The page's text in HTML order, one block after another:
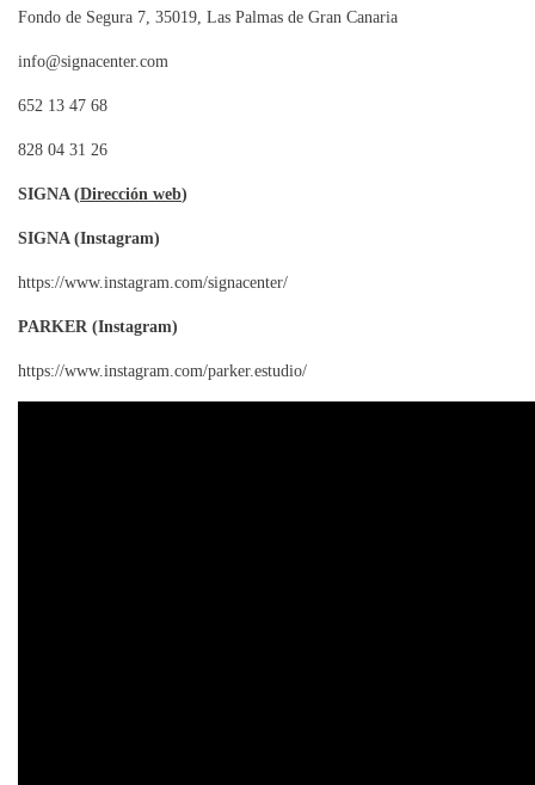
Fondo de Segura 7, 35019, Las Palmas de Gran Canaria
info@signacenter.com
652 13 47 68
828 04 31 26
SIGNA (Dirección web)
SIGNA (Instagram)
https://www.instagram.com/signacenter/
PARKER (Instagram)
https://www.instagram.com/parker.estudio/